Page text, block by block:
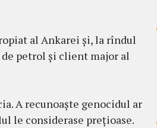
al Ankarei și, la rîndul
petrol și client major al
A recunoaște genocidul ar
le considerase prețioase.